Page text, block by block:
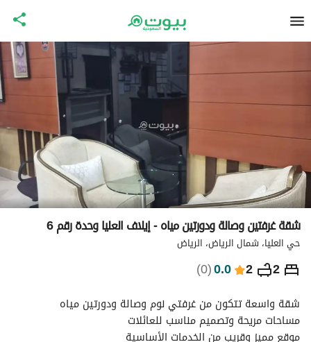
شقة غرفتين وصالة ودورتين مياه - إيلاف العليا وحدة رقم 6
حي العليا، شمال الرياض، الرياض
2
2
0.0
(
0
) ⃁
547ليلة
التفاصيل الاماكن القريبة معلومات وزارة السياحة
شقة واسعة تتكون من غرفتي نوم وصالة ودورتين مياه
مساحات مريحة وتصميم مناسب للعائلات
موقع مميز وقريب من الخدمات الأساسية